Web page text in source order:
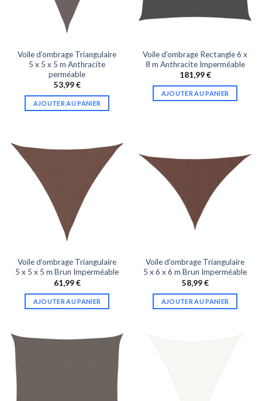
Voile d’ombrage Triangulaire
5 x 5 x 5 m Anthracite
perméable
53,99€
AJOUTER AU PANIER
Voile d’ombrage Rectangle 6 x
8 m Anthracite Imperméable
181,99€
AJOUTER AU PANIER
Voile d’ombrage Triangulaire
5 x 5 x 5 m Brun Imperméable
61,99€
AJOUTER AU PANIER
Voile d’ombrage Triangulaire
5 x 6 x 6 m Brun Imperméable
58,99€
AJOUTER AU PANIER